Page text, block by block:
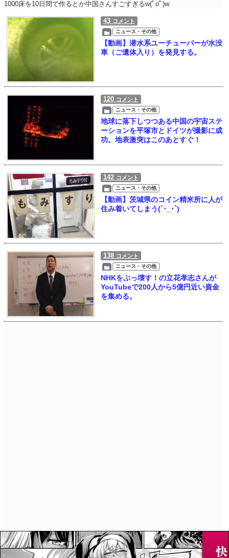
1000床を10日間で作るとか中国さんすごすぎるw(ﾟoﾟ)w
43 コメント
ニュース・その他
【動画】潜水系ユーチューバーが水没
車（ご遺体入り）を発見する。
120 コメント
ニュース・その他
地球に落下しつつある中国の宇宙ステ
ーションを平塚市とドイツが撮影に成
功。地表激突はこのあとすぐ！
142 コメント
ニュース・その他
【動画】茨城県のコイン精米所に人が
住み着いてしまう(´･_･`)
138 コメント
ニュース・その他
NHKをぶっ壊す！の立花孝志さんが
YouTubeで200人から5億円近い資金
を集める。